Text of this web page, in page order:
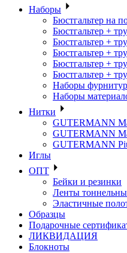
Наборы
Бюстгальтер на
Бюстгальтер +
Бюстгальтер +
Бюстгальтер +
Бюстгальтер +
Бюстгальтер +
Наборы
Наборы
Нитки
GUTERMANN
GUTERMANN
GUTERMANN
Иглы
ОПТ
Бейки и резинки
Ленты
Эластичные
Образцы
Подарочные
ЛИКВИДАЦИЯ
Блокноты